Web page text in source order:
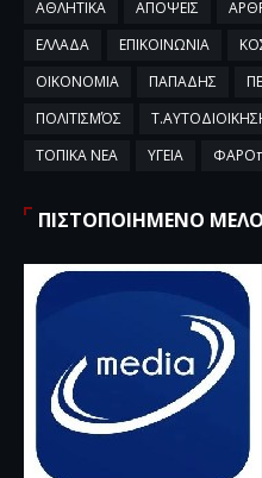
ΑΘΛΗΤΙΚΑ ΑΠΟΨΕΙΣ
ΕΛΛΑΔΑ
ΕΠΙΚΟΙΝΩΝΙΑ
ΟΙΚΟΝΟΜΙΑ
ΠΑΠΑΔΗΣ
ΠΟΛΙΤΙΣΜΌΣ
ΤΟΠΙΚΑ ΝΕΑ
ΥΓΕΙΑ
ΠΙΣΤΟΠΟΙΗΜΕΝΟ